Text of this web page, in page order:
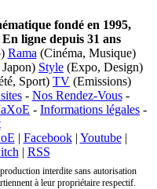
fondé en 1995,
ligne depuis 31 ans
Rama (Cinéma, Musique)
Style (Expo, Design)
Sport) TV (Emissions)
- Nos Rendez-Vous-
- Informations légales -
| Facebook| Youtube|
| RSS
interdite sans autorisation
à leur propriétaire respectif.